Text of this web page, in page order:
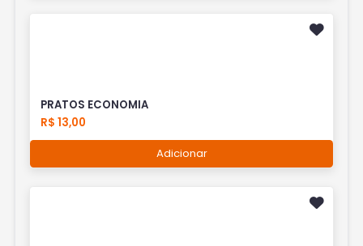
PRATOS ECONOMIA
R$ 13,00
Adicionar